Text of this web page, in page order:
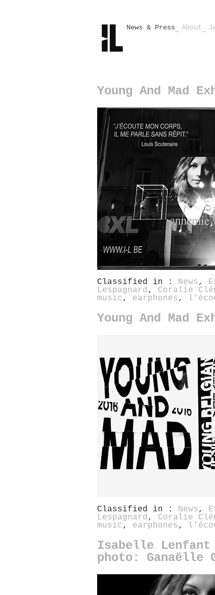
News & Press About
Young And Mad
Classified in : News ,
Lespagnard , Coralie
music , earphones ,
Young And Mad
Classified in : News ,
Lespagnard , Coralie
music , earphones ,
Isabelle Lenfant
photo: Ganaëlle